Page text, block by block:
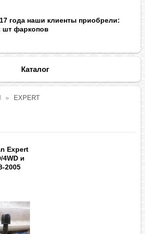
года наши клиенты приобрели:
шт фаркопов
Каталог
EXPERT
Expert
4WD и
2005